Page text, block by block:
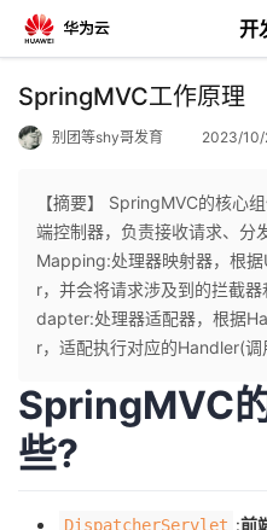
开
返
个
人
主
页
我
的
开
发
SpringMVC工作原理
别团等shy哥发育 2023/10/
【摘要】 SpringMVC的核心
端控制器，负责接收请求、分
Mapping:处理器映射器，根
r，并会将请求涉及到的拦截
dapter:处理器适配器，根据
r，适配执行对应的Handler(调
SpringMVC
些?
DispatcherServlet :前